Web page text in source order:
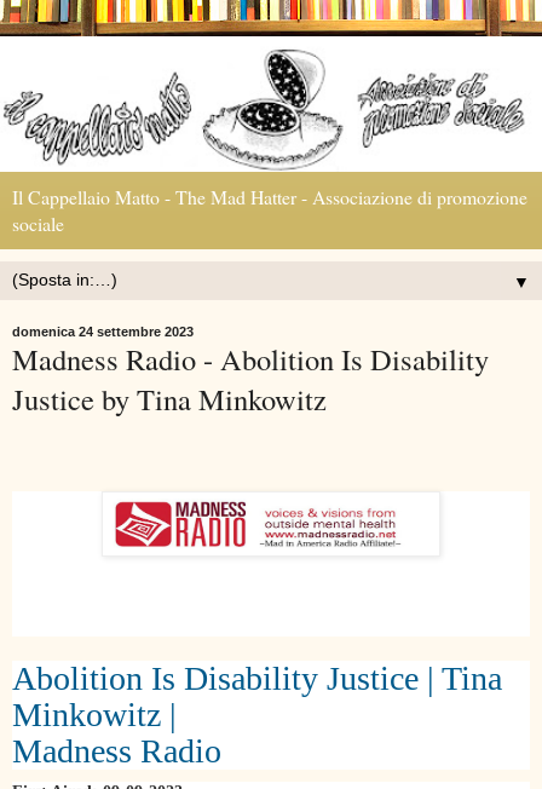
Il Cappellaio Matto - The Mad Hatter - Associazione di promozione
sociale
▼
domenica 24 settembre 2023
Madness Radio - Abolition Is Disability
Justice by Tina Minkowitz
Abolition Is Disability Justice | Tina
Minkowitz |
Madness Radio